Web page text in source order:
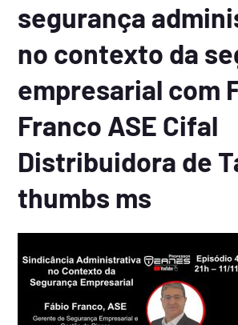
segurança
no contexto da
empresarial com
Franco ASE Cifal
Distribuidora de
thumbs ms